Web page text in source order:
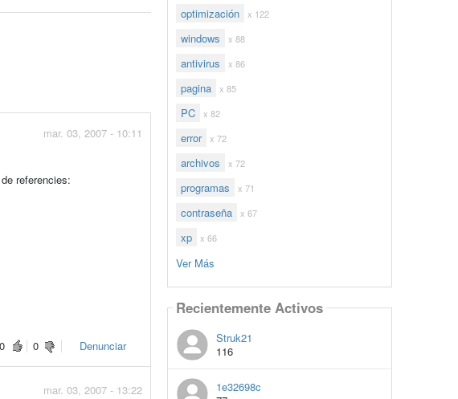
mar. 03, 2007 - 10:11
referencies:
0
0 Denunciar
mar. 03, 2007 - 13:22
optimización x 122
windows x 88
antivirus x 86
pagina x 85
PC x 82
error x 72
archivos x 72
programas x 71
contraseña x 67
xp x 66
Ver Más
Recientemente Activos
Struk21
116
1e32698c